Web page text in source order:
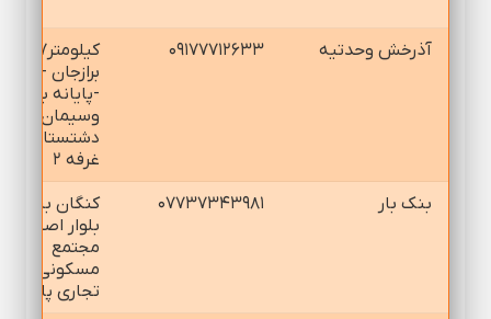
آذرخش وحدتيه ۰۹۱۷۷۷۱۲۶۳۳
برازجان -شيراز
-پايانه بار
وسيمان
دشتستان
غرفه ۲
بنك بار
۰۷۷۳۷۳۴۳۹۸۱
كنگان بنك
بلوار اصلي
مجتمع
مسكوني
تجاري